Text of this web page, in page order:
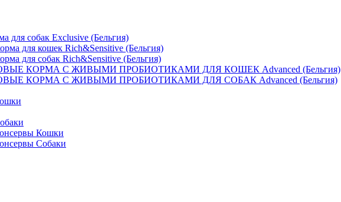
для собак Exclusive (Бельгия)
для кошек Rich&Sensitive (Бельгия)
для собак Rich&Sensitive (Бельгия)
КОРМА С ЖИВЫМИ ПРОБИОТИКАМИ ДЛЯ КОШЕК Advanced (Бельгия)
КОРМА С ЖИВЫМИ ПРОБИОТИКАМИ ДЛЯ СОБАК Advanced (Бельгия)
Кошки
Собаки